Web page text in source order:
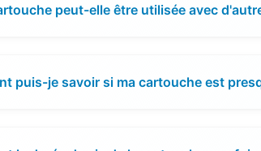
peut-elle être utilisée avec
puis-je savoir si ma cartouche est